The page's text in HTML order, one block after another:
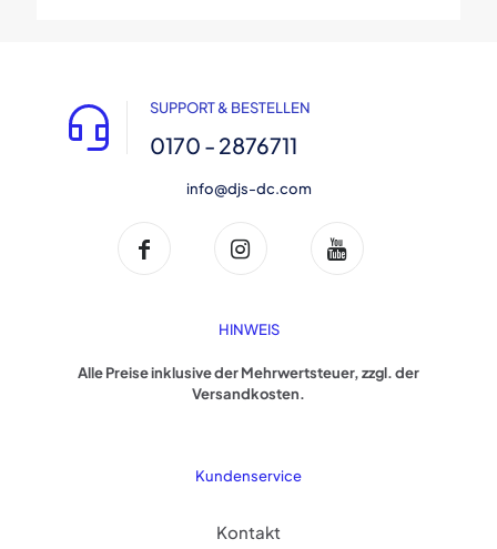
SUPPORT & BESTELLEN
0170 - 2876711
info@djs-dc.com
HINWEIS
Alle Preise inklusive der Mehrwertsteuer, zzgl. der
Versandkosten.
Kundenservice
Kontakt